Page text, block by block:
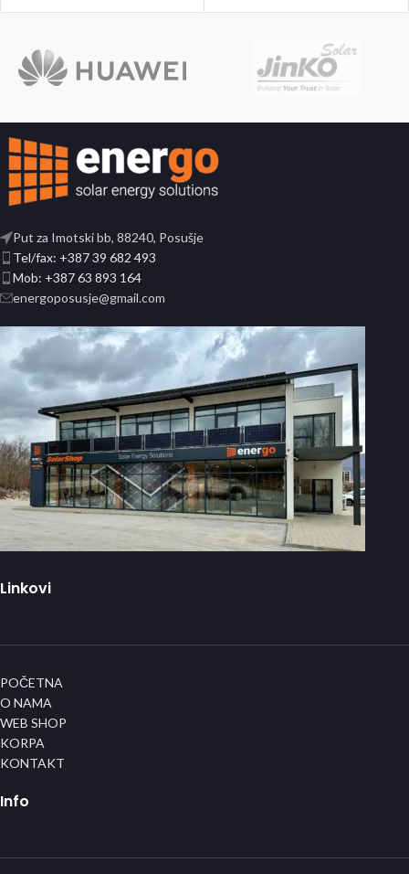
Put za Imotski bb, 88240, Posušje
Tel/fax: +387 39 682 493
Mob: +387 63 893 164
energoposusje@gmail.com
Linkovi
POČETNA
O NAMA
WEB SHOP
KORPA
KONTAKT
Info